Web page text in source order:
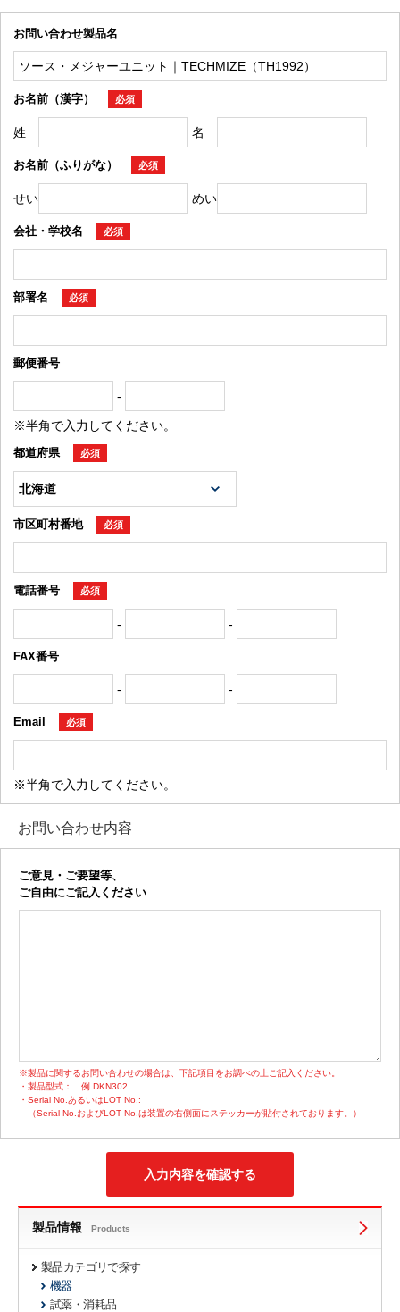
お問い合わせ製品名
お名前（漢字） 必須
姓 名
お名前（ふりがな） 必須
せい めい
会社・学校名 必須
部署名 必須
郵便番号
-
※半角で入力してください。
都道府県 必須
市区町村番地 必須
電話番号 必須
- -
FAX番号
- -
Email 必須
※半角で入力してください。
お問い合わせ内容
ご意見・ご要望等、
ご自由にご記入ください
※製品に関するお問い合わせの場合は、下記項目をお調べの上ご記入ください。
・製品型式：
例 DKN302
・Serial No.あるいはLOT No.:
（Serial No.およびLOT No.は装置の右側面にステッカーが貼付されております。）
製品情報 Products
製品カテゴリで探す
機器
試薬・消耗品